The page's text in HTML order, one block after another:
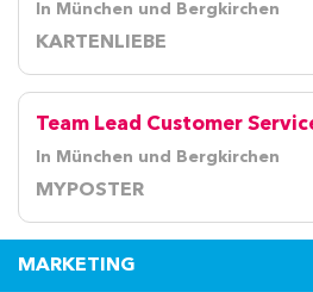
In München und Bergkirchen
KARTENLIEBE
Team Lead Customer
In München und Bergkirchen
MYPOSTER
MARKETING